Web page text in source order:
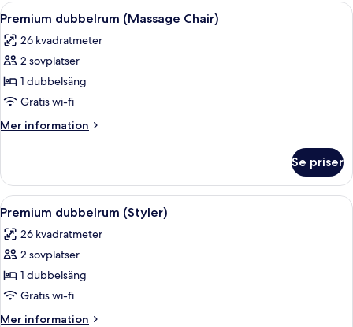
Öppna
alla
foton
för
Premium
dubbelrum
(Massage
Chair)
Ett hotellrum med en säng, en
9
Premium dubbelrum (Massage Chair)
26 kvadratmeter
2 sovplatser
1 dubbelsäng
Gratis wi-fi
Mer information
Mer
dubbelrum
(Massage
Chair)
Se priser
Öppna
alla
foton
för
Premium
dubbelrum
(Styler)
Ett modernt hotellrum med en säng
10
Premium dubbelrum (Styler)
26 kvadratmeter
2 sovplatser
1 dubbelsäng
Gratis wi-fi
Mer information
Mer